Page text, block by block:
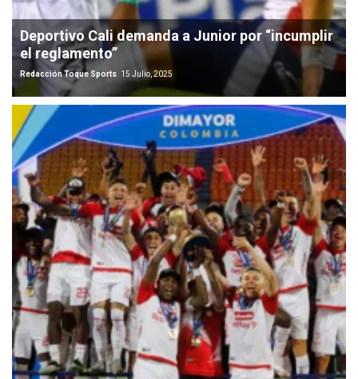
Deportivo Cali demanda a Junior por “incumplir
el reglamento”
Redacción Toque Sports 15 Julio, 2025